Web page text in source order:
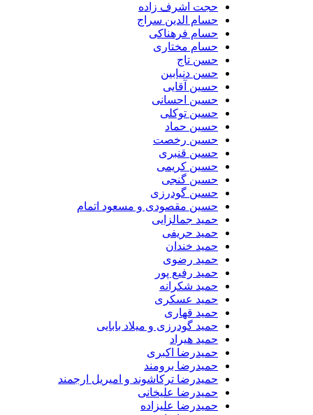
حجت اشرف زاده
حسام الدین سراج
حسام فرهناکی
حسام مختاری
حسن تاج
حسن دنیابین
حسین آقایی
حسین احسانی
حسین توکلی
حسین حماد
حسین رخصت
حسین قنبری
حسین کریمی
حسین گنجی
حسین گودرزی
حسین مقصودی و مسعود اتمام
حمید جمالزایی
حمید حریفی
حمید خندان
حمید رضوی
حمید رفیع پور
حمید شکرانه
حمید عسکری
حمید قهاری
حمید گودرزی و میلاد بابایی
حمید هیراد
حمیدرضا اکبری
حمیدرضا برومند
حمیدرضا ترکاشوند و امیریل ارجمند
حمیدرضا علیخانی
حمیدرضا علیزاده